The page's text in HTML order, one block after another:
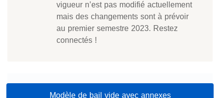
vigueur n’est pas modifié actuellement
mais des changements sont à prévoir
au premier semestre 2023. Restez
connectés !
Modèle de bail vide avec annexes